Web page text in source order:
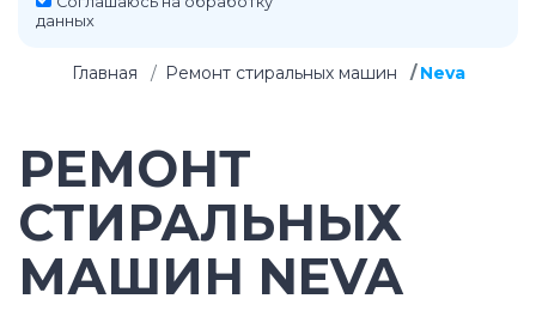
данных
Главная Ремонт стиральных машин Neva
РЕМОНТ
СТИРАЛЬНЫХ
МАШИН NEVA